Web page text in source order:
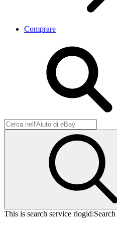
Comprare
This is search service rlogid: